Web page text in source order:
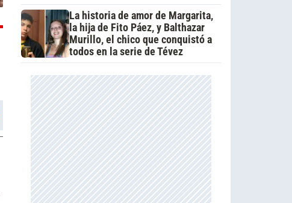
La historia de amor de Margarita,
la hija de Fito Páez, y Balthazar
Murillo, el chico que conquistó a
todos en la serie de Tévez